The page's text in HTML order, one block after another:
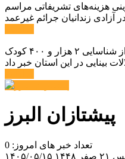
هزینه‌های تشریفاتی مراسم
آزادی زندانیان جرائم غیرعمد
مدیر کل بهزیستی استان البرز از شناسایی ۲ هزار و ۴۰۰ کودک
پیشتازان البرز
تعداد خبر های امروز: 0
۱۴۰۵/۰۵/۱۵
۱۴۴۸